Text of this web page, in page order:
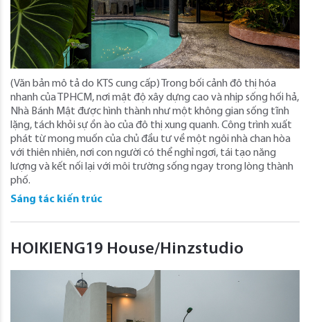
(Văn bản mô tả do KTS cung cấp) Trong bối cảnh đô thị hóa
nhanh của TPHCM, nơi mật độ xây dựng cao và nhịp sống hối hả,
Nhà Bánh Mật được hình thành như một không gian sống tĩnh
lặng, tách khỏi sự ồn ào của đô thị xung quanh. Công trình xuất
phát từ mong muốn của chủ đầu tư về một ngôi nhà chan hòa
với thiên nhiên, nơi con người có thể nghỉ ngơi, tái tạo năng
lượng và kết nối lại với môi trường sống ngay trong lòng thành
phố.
Sáng tác kiến trúc
HOIKIENG19 House/Hinzstudio